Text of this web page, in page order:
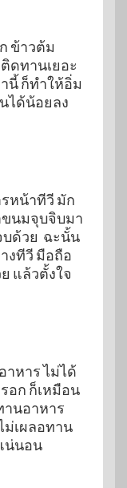
ข้าวต้ม
ดทานเยอะ
นี้ ก็ทำให้อิ่ม
ได้น้อยลง
หน้าทีวี มัก
นมจุบจิบมา
บด้วย ฉะนั้น
งทีวี มือถือ
แล้วตั้งใจ
าหาร ไม่ได้
อก ก็เหมือน
นอาหาร
ม่เผลอทาน
น่นอน